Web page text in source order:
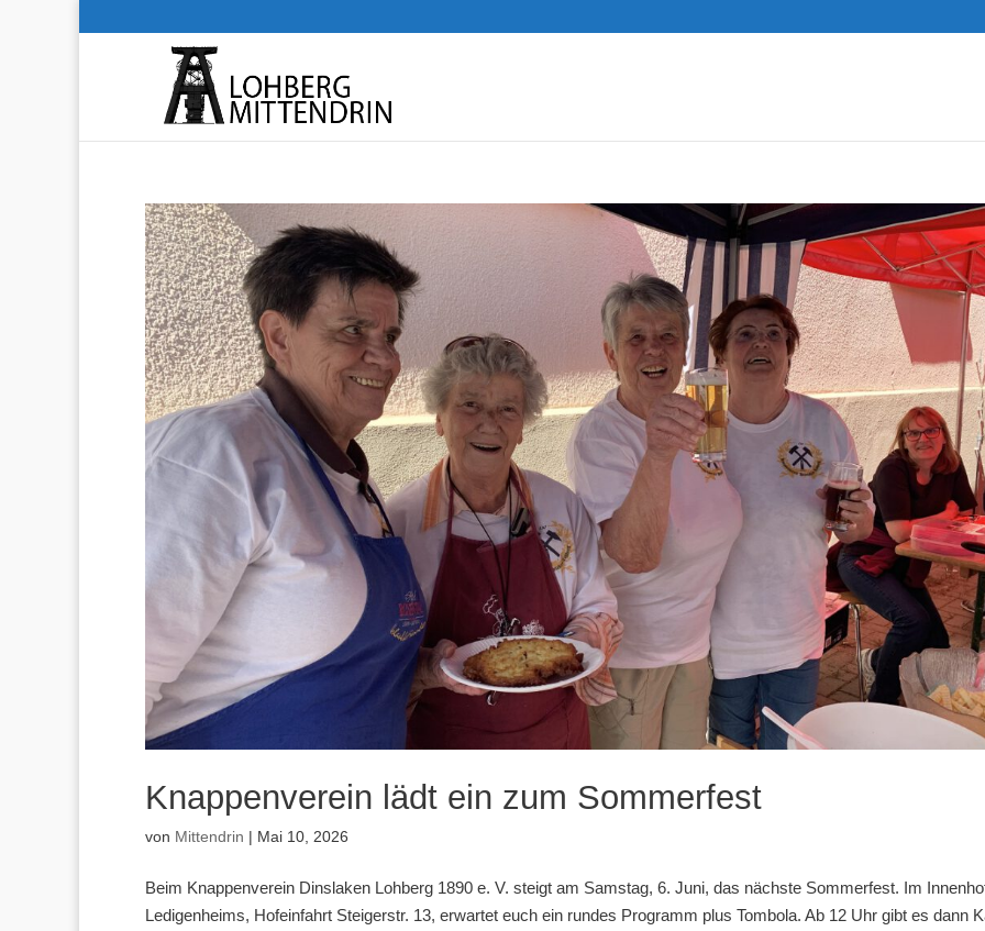
Knappenverein lädt ein zum Sommerfest
von Mittendrin | Mai 10, 2026
Beim Knappenverein Dinslaken Lohberg 1890 e. V. steigt am Samstag, 6. Juni, das nächste Sommerfest. Im
Ledigenheims, Hofeinfahrt Steigerstr. 13, erwartet euch ein rundes Programm plus Tombola. Ab 12 Uhr gibt es dann